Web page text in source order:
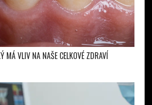
MÁ VLIV NA NAŠE CELKOVÉ ZDRAVÍ